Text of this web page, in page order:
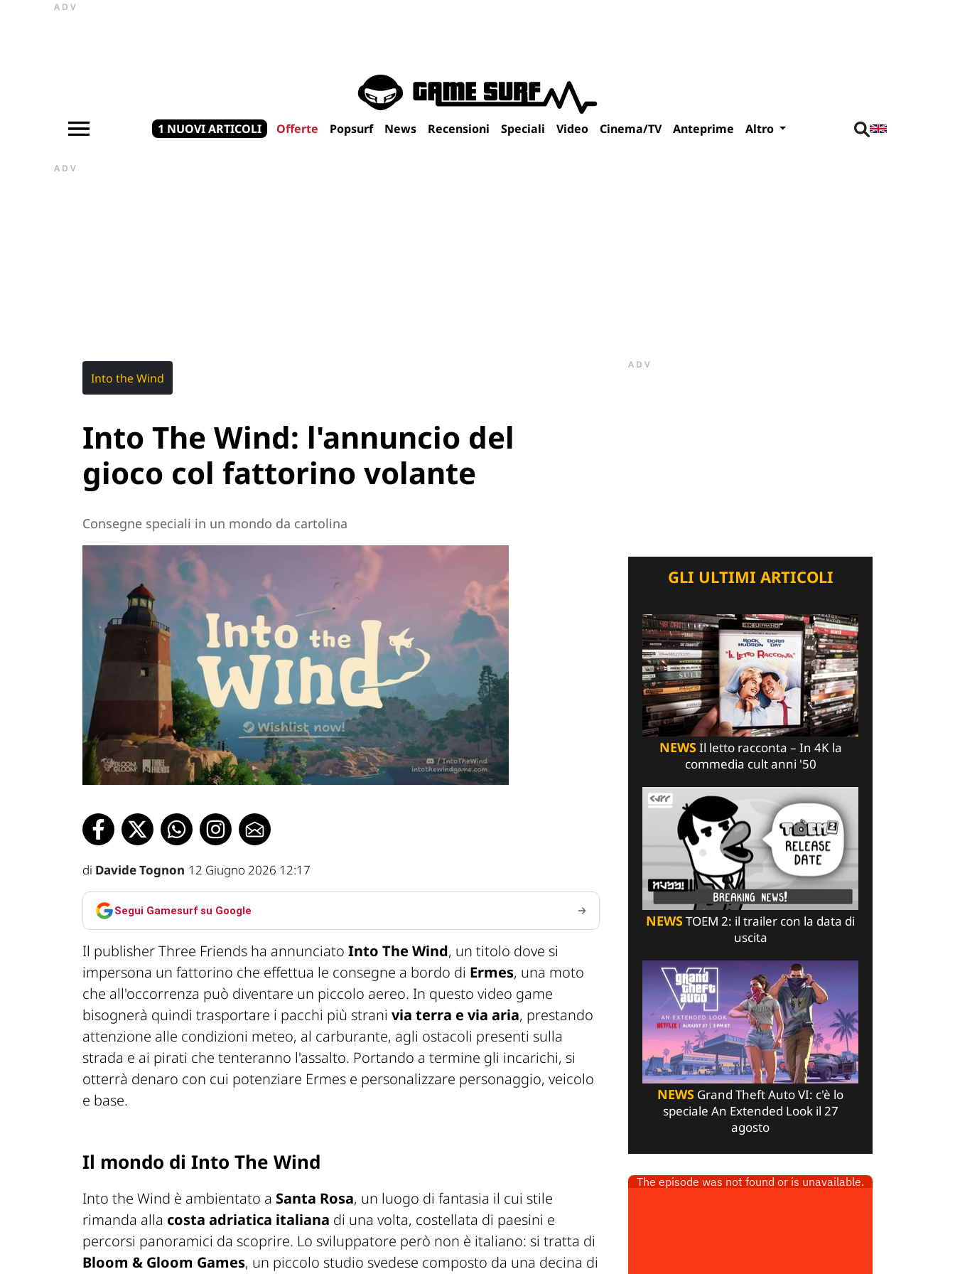
ADV
1 NUOVI ARTICOLI Offerte Popsurf News Recensioni Speciali Video Cinema/TV Anteprime Altro
ADV
Into the Wind
Into The Wind: l'annuncio del
gioco col fattorino volante
Consegne speciali in un mondo da cartolina
di Davide Tognon 12 Giugno 2026 12:17
Segui Gamesurf su Google
Il publisher Three Friends ha annunciato Into The Wind, un titolo dove si
impersona un fattorino che effettua le consegne a bordo di Ermes, una moto
che all'occorrenza può diventare un piccolo aereo. In questo video game
bisognerà quindi trasportare i pacchi più strani via terra e via aria, prestando
attenzione alle condizioni meteo, al carburante, agli ostacoli presenti sulla
strada e ai pirati che tenteranno l'assalto. Portando a termine gli incarichi, si
otterrà denaro con cui potenziare Ermes e personalizzare personaggio, veicolo
e base.
Il mondo di Into The Wind
Into the Wind è ambientato a Santa Rosa, un luogo di fantasia il cui stile
rimanda alla costa adriatica italiana di una volta, costellata di paesini e
percorsi panoramici da scoprire. Lo sviluppatore però non è italiano: si tratta di
Bloom & Gloom Games, un piccolo studio svedese composto da una decina di
ADV
GLI ULTIMI ARTICOLI
NEWSIl letto racconta – In 4K la
commedia cult anni '50
NEWSTOEM 2: il trailer con la data di
uscita
NEWS Grand Theft Auto VI: c'è lo
speciale An Extended Look il 27
agosto